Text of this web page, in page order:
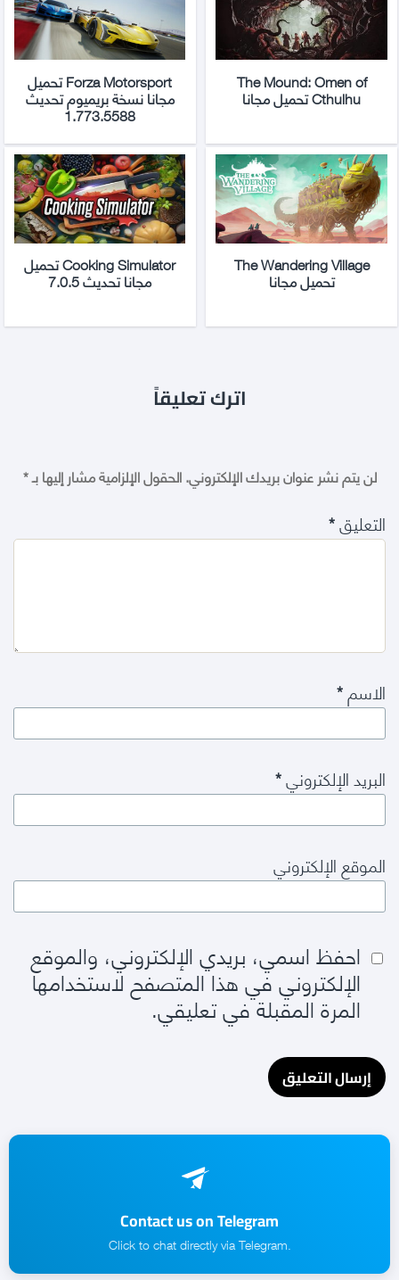
The Mound: Omen of
Cthulhu تحميل مجانا
Forza Motorsport تحميل
مجانا نسخة بريميوم تحديث
1.773.5588
The Wandering Village
تحميل مجانا
Cooking Simulator تحميل
مجانا تحديث 7.0.5
اترك تعليقاً
لن يتم نشر عنوان بريدك الإلكتروني.الحقول الإلزامية مشار إليها بـ*
التعليق*
الاسم*
البريد الإلكتروني*
الموقع الإلكتروني
احفظ اسمي، بريدي الإلكتروني، والموقع
الإلكتروني في هذا المتصفح لاستخدامها
المرة المقبلة في تعليقي.
Contact us on Telegram
.Click to chat directly via Telegram